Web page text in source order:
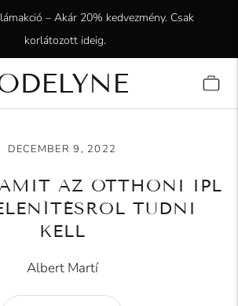
ügyfél! Köszönjük, hogy velünk
– Akár 20% kedvezmény. Csak
korlátozott ideig.
DECEMBER 9, 2022
AZ OTTHONI IPL
TUDNI
KELL
Albert Martí